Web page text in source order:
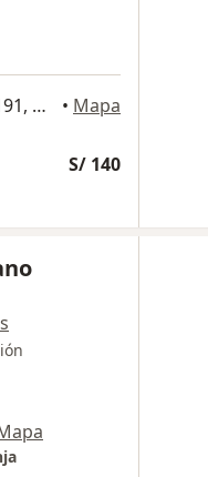
Av. Gran Mariscal Ramon Castilla 191, Miraflores • Mapa
S/ 140